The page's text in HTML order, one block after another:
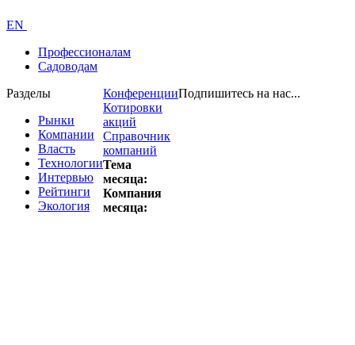
EN
Профессионалам
Садоводам
Разделы
Рынки
Компании
Власть
Технологии
Интервью
Рейтинги
Экология
Конференции
Котировки
акций
Справочник
компаний
Тема
месяца:
Компания
месяца:
Подпишитесь на нас...